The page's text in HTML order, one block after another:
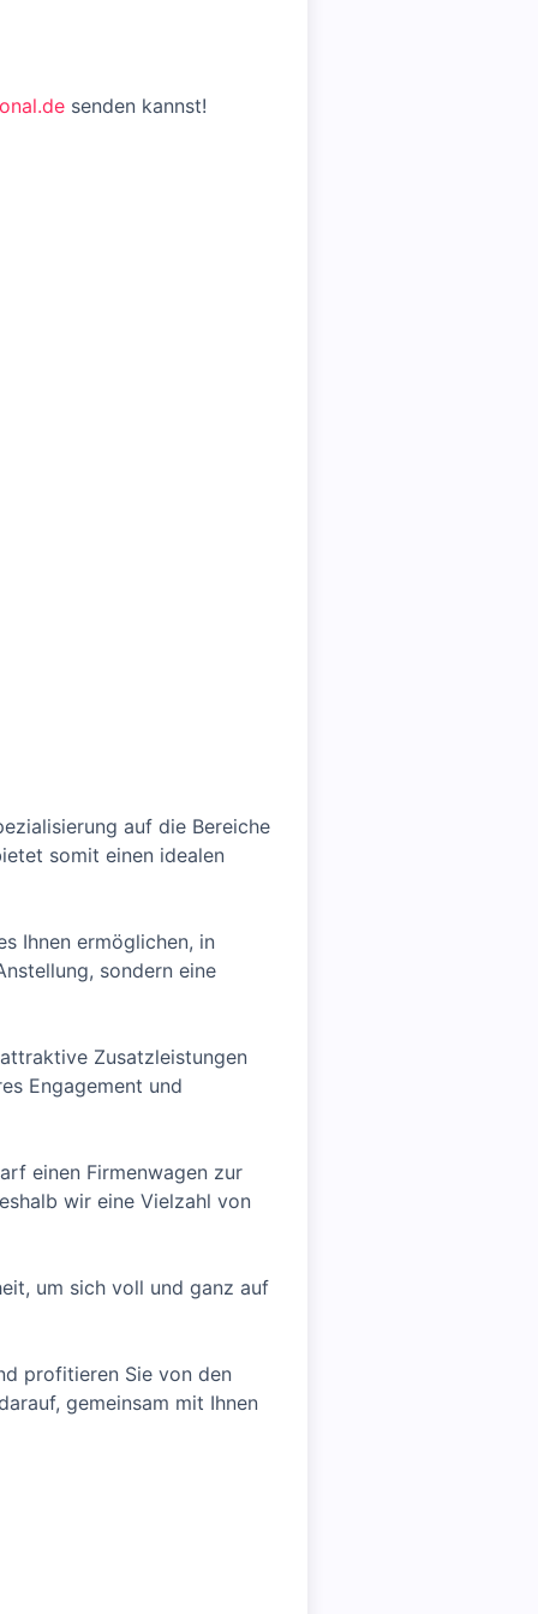
senden kannst!
auf die Bereiche
somit einen idealen
Ihnen ermöglichen, in
sondern eine
Zusatzleistungen
Engagement und
einen Firmenwagen zur
wir eine Vielzahl von
um sich voll und ganz auf
profitieren Sie von den
gemeinsam mit Ihnen